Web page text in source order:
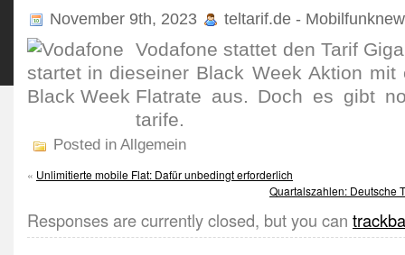
November 9th, 2023 teltarif.de -
Voda­fone stattet den Tarif
seiner Black Week Aktion mit
Flat­rate aus. Doch es gibt
tarife.
Posted in Allgemein
« Unlimitierte mobile Flat: Dafür unbedingt erforderlich
Quartalszahlen: Deutsche
Responses are currently closed, but you can